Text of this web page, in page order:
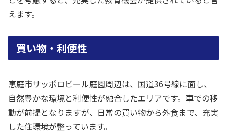
えます。
買い物・利便性
恵庭市サッポロビール庭園周辺は、国道36号線に面し、
自然豊かな環境と利便性が融合したエリアです。車での移
動が前提となりますが、日常の買い物から外食まで、充実
した住環境が整っています。